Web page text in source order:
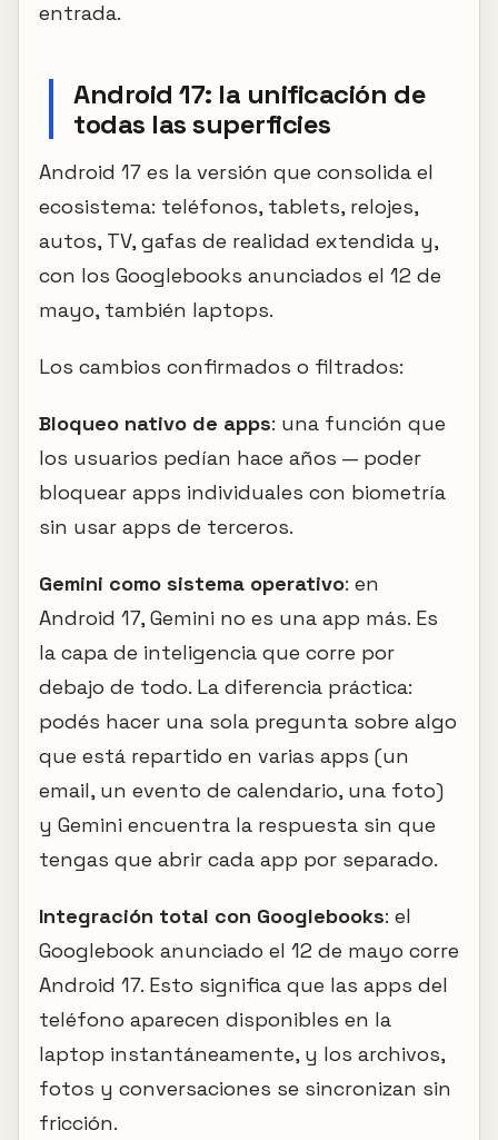
entrada.
Android 17: la unificación de
todas las superficies
Android 17 es la versión que consolida el
ecosistema: teléfonos, tablets, relojes,
autos, TV, gafas de realidad extendida y,
con los Googlebooks anunciados el 12 de
mayo, también laptops.
Los cambios confirmados o filtrados:
Bloqueo nativo de apps: una función que
los usuarios pedían hace años — poder
bloquear apps individuales con biometría
sin usar apps de terceros.
Gemini como sistema operativo: en
Android 17, Gemini no es una app más. Es
la capa de inteligencia que corre por
debajo de todo. La diferencia práctica:
podés hacer una sola pregunta sobre algo
que está repartido en varias apps (un
email, un evento de calendario, una foto)
y Gemini encuentra la respuesta sin que
tengas que abrir cada app por separado.
Integración total con Googlebooks: el
Googlebook anunciado el 12 de mayo corre
Android 17. Esto significa que las apps del
teléfono aparecen disponibles en la
laptop instantáneamente, y los archivos,
fotos y conversaciones se sincronizan sin
fricción.